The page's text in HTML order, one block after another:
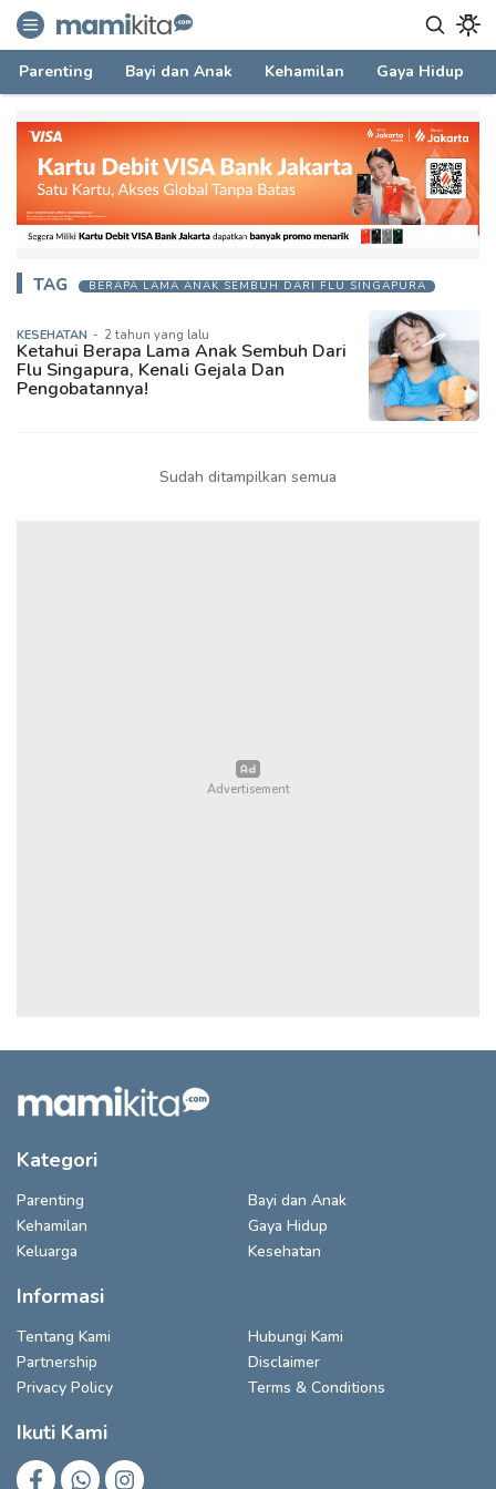
mamikita.com
Informasi Parenting untuk Mami Milenial
Parenting Bayi dan Anak Kehamilan Gaya Hidup
TAG BERAPA LAMA ANAK SEMBUH DARI FLU SINGAPURA
KESEHATAN - 2 tahun yang lalu
Ketahui Berapa Lama Anak Sembuh Dari
Flu Singapura, Kenali Gejala Dan
Pengobatannya!
Sudah ditampilkan semua
Kategori
Parenting
Bayi dan Anak
Kehamilan
Gaya Hidup
Keluarga
Kesehatan
Informasi
Tentang Kami
Hubungi Kami
Partnership
Disclaimer
Privacy Policy
Terms & Conditions
Ikuti Kami